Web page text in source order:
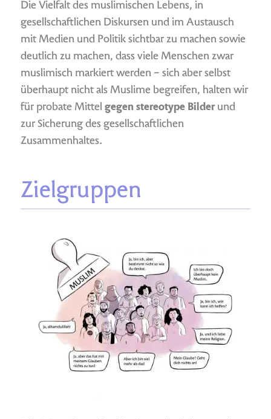
Die Vielfalt des muslimischen Lebens, in
gesellschaftlichen Diskursen und im Austausch
mit Medien und Politik sichtbar zu machen sowie
deutlich zu machen, dass viele Menschen zwar
muslimisch markiert werden – sich aber selbst
überhaupt nicht als Muslime begreifen, halten wir
für probate Mittel gegen stereotype Bilderund
zur Sicherung des gesellschaftlichen
Zusammenhaltes.
Zielgruppen